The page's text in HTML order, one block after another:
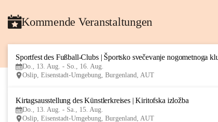
Kommende Veranstaltungen
Sportfest des Fußball-Clubs | Športsko svečevanje nogometnoga
Do., 13. Aug. - So., 16. Aug.
Oslip, Eisenstadt-Umgebung, Burgenland, AUT
Kirtagsausstellung des Künstlerkreises | Kiritofska izložba
Do., 13. Aug. - Sa., 15. Aug.
Oslip, Eisenstadt-Umgebung, Burgenland, AUT